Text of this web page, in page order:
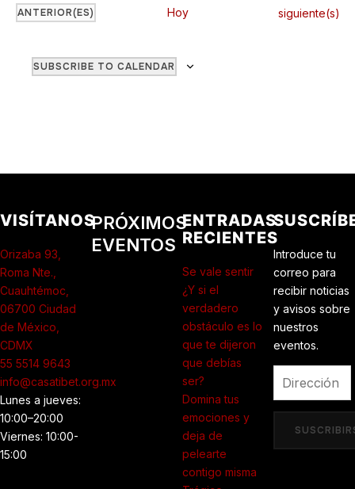
EVENTOS
ANTERIOR(ES) Hoy Eventos
siguiente(s)
SUBSCRIBE TO CALENDAR
VISÍTANOS
Orizaba 93,
Roma Nte.,
Cuauhtémoc,
06700 Ciudad
de México,
CDMX
55 5514 9643
info@casatibet.org.mx
Lunes a jueves:
10:00–20:00
Viernes: 10:00-
15:00
PRÓXIMOS
EVENTOS
ENTRADAS
RECIENTES
Se vale sentir
¿Y si el
verdadero
obstáculo es lo
que te dijeron
que debías
ser?
Domina tus
emociones y
deja de
pelearte
contigo misma
Introduce tu
correo para
recibir noticias
y avisos sobre
nuestros
eventos.
de
correo
electrónico